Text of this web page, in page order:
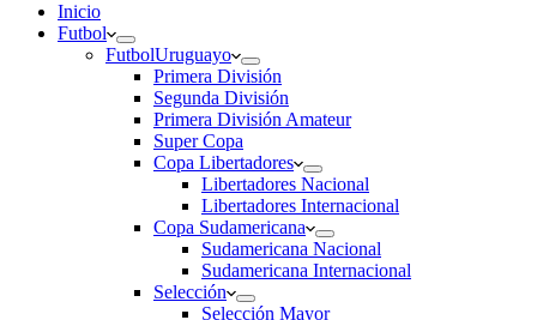
Inicio
Futbol
FutbolUruguayo
Primera División
Segunda División
Primera División Amateur
Super Copa
Copa Libertadores
Libertadores Nacional
Libertadores Internacional
Copa Sudamericana
Sudamericana Nacional
Sudamericana Internacional
Selección
Selección Mayor